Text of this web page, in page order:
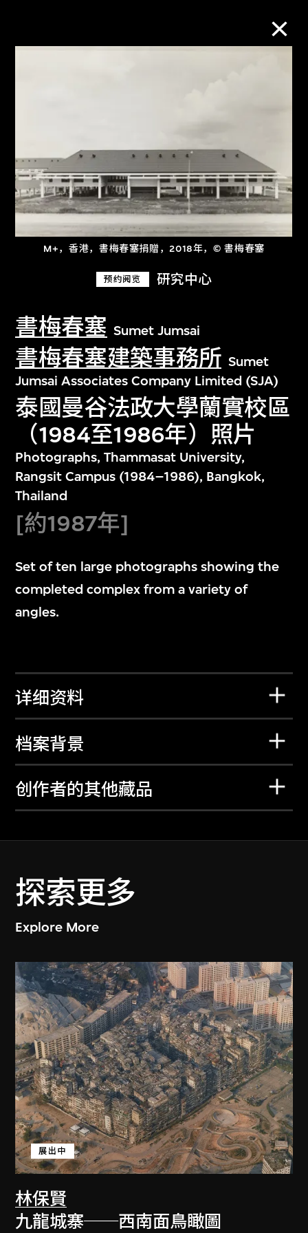
M+，香港，書梅春塞捐贈，2018年，© 書梅春塞
预约阅览 研究中心
書梅春塞 Sumet Jumsai
書梅春塞建築事務所 Sumet
Jumsai Associates Company Limited (SJA)
泰國曼谷法政大學蘭實校區
（1984至1986年）照片
Photographs, Thammasat University,
Rangsit Campus (1984–1986), Bangkok,
Thailand
[約1987年]
Set of ten large photographs showing the
completed complex from a variety of
angles.
详细资料
档案背景
创作者的其他藏品
探索更多
Explore More
林保賢
展出中
九龍城寨──西南面鳥瞰圖
关于M+藏品
探索世界顶级的二十及二十一世纪视觉